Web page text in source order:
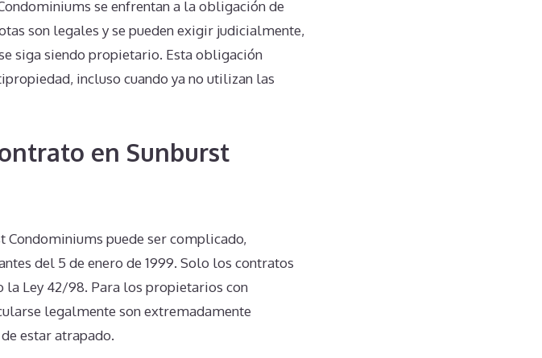
se enfrentan a la obligación de
son legales y se pueden exigir judicialmente,
siga siendo propietario. Esta obligación
incluso cuando ya no utilizan las
en Sunburst
puede ser complicado,
del 5 de enero de 1999. Solo los contratos
la Ley 42/98. Para los propietarios con
legalmente son extremadamente
estar atrapado.